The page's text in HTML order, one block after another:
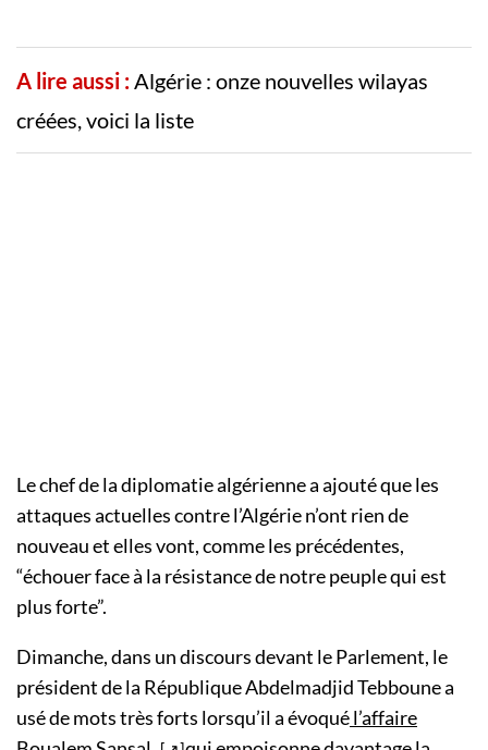
A lire aussi :Algérie : onze nouvelles wilayas
créées, voici la liste
Le chef de la diplomatie algérienne a ajouté que les
attaques actuelles contre l’Algérie n’ont rien de
nouveau et elles vont, comme les précédentes,
“échouer face à la résistance de notre peuple qui est
plus forte”.
Dimanche, dans un discours devant le Parlement, le
président de la République Abdelmadjid Tebboune a
usé de mots très forts lorsqu’il a évoquél’affaire